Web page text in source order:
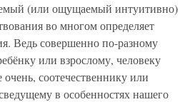
(или ощущаемый интуитивно)
во многом определяет
Ведь совершенно по-разному
или взрослому, человеку
соотечественнику или
в особенностях нашего